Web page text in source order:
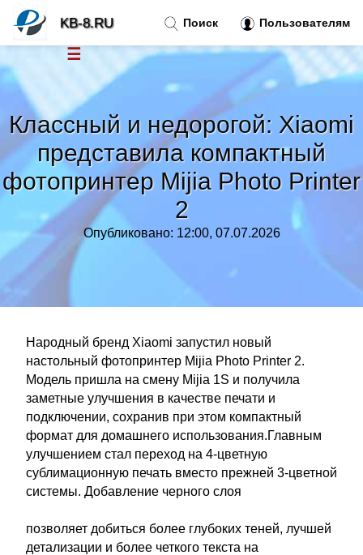
Классный и недорогой: Xiaomi
представила компактный
фотопринтер Mijia Photo Printer
2
Опубликовано: 12:00, 07.07.2026
Народный бренд Xiaomi запустил новый
настольный фотопринтер Mijia Photo Printer 2.
Модель пришла на смену Mijia 1S и получила
заметные улучшения в качестве печати и
подключении, сохранив при этом компактный
формат для домашнего использования.Главным
улучшением стал переход на 4-цветную
сублимационную печать вместо прежней 3-цветной
системы. Добавление черного слоя
позволяет добиться более глубоких теней, лучшей
детализации и более четкого текста на
Поиск Пользователям
KB-8.RU
☰
Тренды новостей»
Рубрики»
Правила »